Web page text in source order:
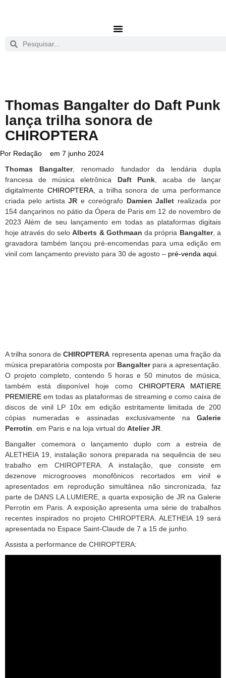
Thomas Bangalter do Daft Punk
lança trilha sonora de
CHIROPTERA
Por Redação em 7 junho 2024
Thomas Bangalter, renomado fundador da lendária dupla
francesa de música eletrônica Daft Punk, acaba de lançar
digitalmente CHIROPTERA, a trilha sonora de uma performance
criada pelo artistaJR e coreógrafo Damien Jallet realizada por
154 dançarinos no pátio da Ópera de Paris em 12 de novembro de
2023 Além de seu lançamento em todas as plataformas digitais
hoje através do seloAlberts & Gothmaan da própria Bangalter, a
gravadora também lançou pré-encomendas para uma edição em
vinil com lançamento previsto para 30 de agosto – pré-venda aqui
A trilha sonora deCHIROPTERA representa apenas uma fração da
música preparatória composta por Bangalterpara a apresentação.
O projeto completo, contendo 5 horas e 50 minutos de música,
também está disponível hoje como CHIROPTERA MATIERE
PREMIERE em todas as plataformas de streaming e como caixa de
discos de vinil LP 10x em edição estritamente limitada de 200
cópias numeradas e assinadas exclusivamente na Galerie
Perrotin . em Paris e na loja virtual do Atelier JR
Bangalter comemora o lançamento duplo com a estreia de
ALETHEIA 19, instalação sonora preparada na sequência de seu
trabalho em CHIROPTERA. A instalação, que consiste em
dezenove microgrooves monofônicos recortados em vinil e
apresentados em reprodução simultânea não sincronizada, faz
parte de DANS LA LUMIERE, a quarta exposição de JR na Galerie
Perrotin em Paris. A exposição apresenta uma série de trabalhos
recentes inspirados no projeto CHIROPTERA. ALETHEIA 19 será
apresentada no Espace Saint-Claude de 7 a 15 de junho.
Assista a performance de CHIROPTERA: